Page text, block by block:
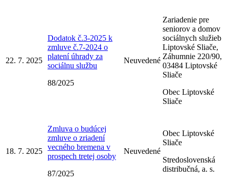
22. 7. 2025
Dodatok č.3-2025 k
zmluve č.7-2024 o
platení úhrady za
sociálnu službu
88/2025
Neuvedené
Zariadenie pre
seniorov a domov
sociálnych služieb
Liptovské Sliače,
Záhumnie 220/90,
03484 Liptovské
Sliače
Obec Liptovské
Sliače
18. 7. 2025
Zmluva o budúcej
zmluve o zriadení
vecného bremena v
prospech tretej osoby
87/2025
Neuvedené
Obec Liptovské
Sliače
Stredoslovenská
distribučná, a. s.